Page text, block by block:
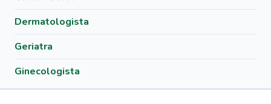
Dermatologista
Geriatra
Ginecologista